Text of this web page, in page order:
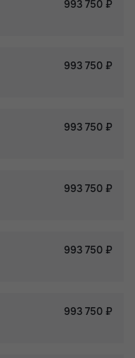
993 750 ₽
993 750 ₽
993 750 ₽
993 750 ₽
993 750 ₽
993 750 ₽